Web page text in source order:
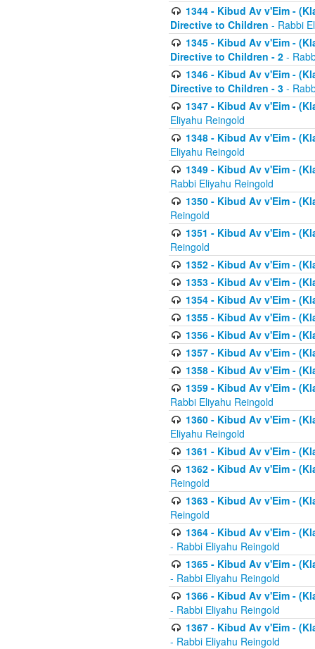
1344 - Kibud Av v'Eim -
Directive to Children - Rabbi
1345 - Kibud Av v'Eim -
Directive to Children - 2 -
1346 - Kibud Av v'Eim -
Directive to Children - 3 -
1347 - Kibud Av v'Eim -
Eliyahu Reingold
1348 - Kibud Av v'Eim -
Eliyahu Reingold
1349 - Kibud Av v'Eim -
Rabbi Eliyahu Reingold
1350 - Kibud Av v'Eim -
Reingold
1351 - Kibud Av v'Eim -
Reingold
1352 - Kibud Av v'Eim -
1353 - Kibud Av v'Eim -
1354 - Kibud Av v'Eim -
1355 - Kibud Av v'Eim -
1356 - Kibud Av v'Eim -
1357 - Kibud Av v'Eim -
1358 - Kibud Av v'Eim -
1359 - Kibud Av v'Eim -
Rabbi Eliyahu Reingold
1360 - Kibud Av v'Eim -
Eliyahu Reingold
1361 - Kibud Av v'Eim -
1362 - Kibud Av v'Eim -
Reingold
1363 - Kibud Av v'Eim -
Reingold
1364 - Kibud Av v'Eim -
- Rabbi Eliyahu Reingold
1365 - Kibud Av v'Eim -
- Rabbi Eliyahu Reingold
1366 - Kibud Av v'Eim -
- Rabbi Eliyahu Reingold
1367 - Kibud Av v'Eim -
- Rabbi Eliyahu Reingold